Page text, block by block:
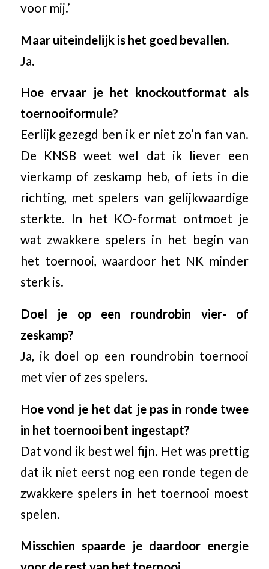
voor mij.’
Maar uiteindelijk is het goed bevallen.
Ja.
Hoe ervaar je het knockoutformat als
toernooiformule?
Eerlijk gezegd ben ik er niet zo’n fan van.
De KNSB weet wel dat ik liever een
vierkamp of zeskamp heb, of iets in die
richting, met spelers van gelijkwaardige
sterkte. In het KO-format ontmoet je
wat zwakkere spelers in het begin van
het toernooi, waardoor het NK minder
sterk is.
Doel je op een roundrobin vier- of
zeskamp?
Ja, ik doel op een roundrobin toernooi
met vier of zes spelers.
Hoe vond je het dat je pas in ronde twee
in het toernooi bent ingestapt?
Dat vond ik best wel fijn. Het was prettig
dat ik niet eerst nog een ronde tegen de
zwakkere spelers in het toernooi moest
spelen.
Misschien spaarde je daardoor energie